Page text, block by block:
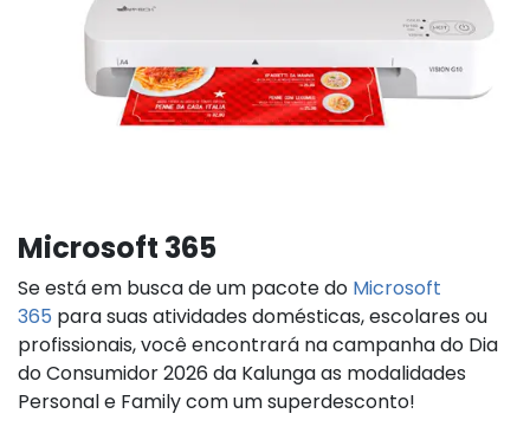
Microsoft 365
Se está em busca de um pacote do Microsoft
365 para suas atividades domésticas, escolares ou
profissionais, você encontrará na campanha do Dia
do Consumidor 2026 da Kalunga as modalidades
Personal e Family com um superdesconto!